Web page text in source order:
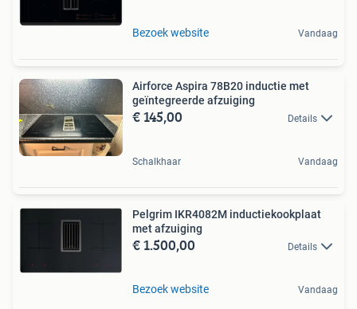
Bezoek website Vandaag
Airforce Aspira 78B20 inductie met
geïntegreerde afzuiging
€ 145,00 Details
Schalkhaar Vandaag
Pelgrim IKR4082M inductiekookplaat
met afzuiging
€ 1.500,00 Details
Bezoek website Vandaag